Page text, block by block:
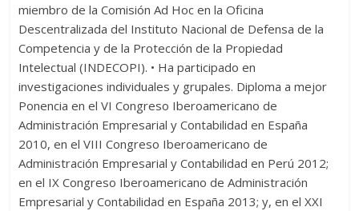
miembro de la Comisión Ad Hoc en la Oficina
Descentralizada del Instituto Nacional de Defensa de la
Competencia y de la Protección de la Propiedad
Intelectual (INDECOPI). • Ha participado en
investigaciones individuales y grupales. Diploma a mejor
Ponencia en el VI Congreso Iberoamericano de
Administración Empresarial y Contabilidad en España
2010, en el VIII Congreso Iberoamericano de
Administración Empresarial y Contabilidad en Perú 2012;
en el IX Congreso Iberoamericano de Administración
Empresarial y Contabilidad en España 2013; y, en el XXI